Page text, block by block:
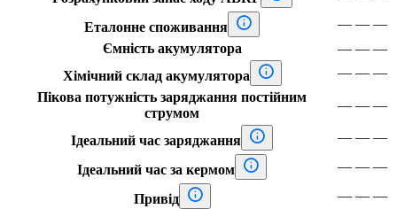
Еталонне споживання  — — —
Ємність акумулятора
— — —
Хімічний склад акумулятора
 — — —
Пікова потужність заряджання постійним
струмом
— — —
Ідеальний час заряджання  — — —
Ідеальний час за кермом  — — —
Привід  — — —